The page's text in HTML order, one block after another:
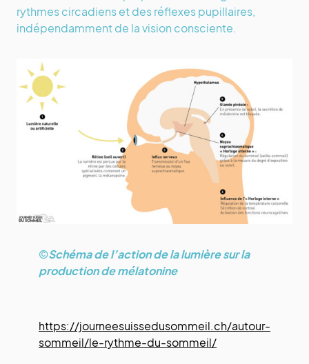
rythmes circadiens et des réflexes pupillaires,
indépendamment de la vision consciente.
©Schéma de l’action de la lumière sur la
production de mélatonine
https://journeesuissedusommeil.ch/autour-
sommeil/le-rythme-du-sommeil/